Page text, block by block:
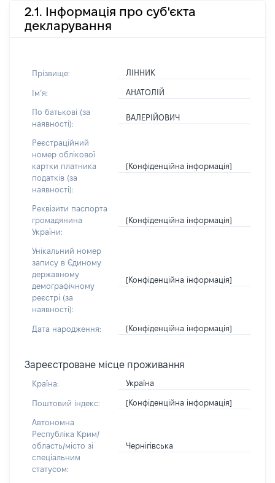
2.1. Інформація про суб'єкта
декларування
Прізвище: ЛІННИК
Імʼя: АНАТОЛІЙ
По батькові (за
наявності):
ВАЛЕРІЙОВИЧ
Реєстраційний
номер облікової
картки платника
податків (за
наявності):
[Конфіденційна інформація]
Реквізити паспорта
громадянина
України:
[Конфіденційна інформація]
Унікальний номер
запису в Єдиному
державному
демографічному
реєстрі (за
наявності):
[Конфіденційна інформація]
Дата народження: [Конфіденційна інформація]
Зареєстроване місце проживання
Країна: Україна
Поштовий індекс: [Конфіденційна інформація]
Автономна
Республіка Крим/
область/місто зі
спеціальним
статусом:
Чернігівська